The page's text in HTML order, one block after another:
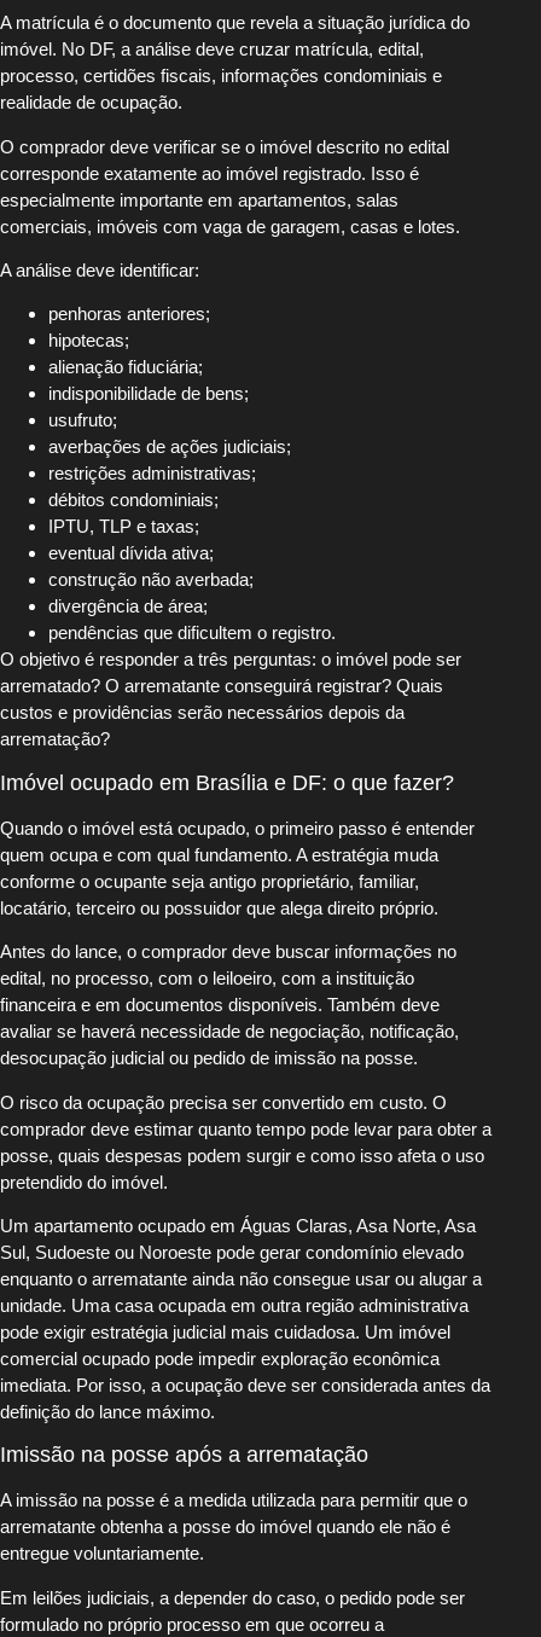
A matrícula é o documento que revela a situação jurídica do
imóvel. No DF, a análise deve cruzar matrícula, edital,
processo, certidões fiscais, informações condominiais e
realidade de ocupação.
O comprador deve verificar se o imóvel descrito no edital
corresponde exatamente ao imóvel registrado. Isso é
especialmente importante em apartamentos, salas
comerciais, imóveis com vaga de garagem, casas e lotes.
A análise deve identificar:
penhoras anteriores;
hipotecas;
alienação fiduciária;
indisponibilidade de bens;
usufruto;
averbações de ações judiciais;
restrições administrativas;
débitos condominiais;
IPTU, TLP e taxas;
eventual dívida ativa;
construção não averbada;
divergência de área;
pendências que dificultem o registro.
O objetivo é responder a três perguntas: o imóvel pode ser
arrematado? O arrematante conseguirá registrar? Quais
custos e providências serão necessários depois da
arrematação?
Imóvel ocupado em Brasília e DF: o que fazer?
Quando o imóvel está ocupado, o primeiro passo é entender
quem ocupa e com qual fundamento. A estratégia muda
conforme o ocupante seja antigo proprietário, familiar,
locatário, terceiro ou possuidor que alega direito próprio.
Antes do lance, o comprador deve buscar informações no
edital, no processo, com o leiloeiro, com a instituição
financeira e em documentos disponíveis. Também deve
avaliar se haverá necessidade de negociação, notificação,
desocupação judicial ou pedido de imissão na posse.
O risco da ocupação precisa ser convertido em custo. O
comprador deve estimar quanto tempo pode levar para obter a
posse, quais despesas podem surgir e como isso afeta o uso
pretendido do imóvel.
Um apartamento ocupado em Águas Claras, Asa Norte, Asa
Sul, Sudoeste ou Noroeste pode gerar condomínio elevado
enquanto o arrematante ainda não consegue usar ou alugar a
unidade. Uma casa ocupada em outra região administrativa
pode exigir estratégia judicial mais cuidadosa. Um imóvel
comercial ocupado pode impedir exploração econômica
imediata. Por isso, a ocupação deve ser considerada antes da
definição do lance máximo.
Imissão na posse após a arrematação
A imissão na posse é a medida utilizada para permitir que o
arrematante obtenha a posse do imóvel quando ele não é
entregue voluntariamente.
Em leilões judiciais, a depender do caso, o pedido pode ser
formulado no próprio processo em que ocorreu a